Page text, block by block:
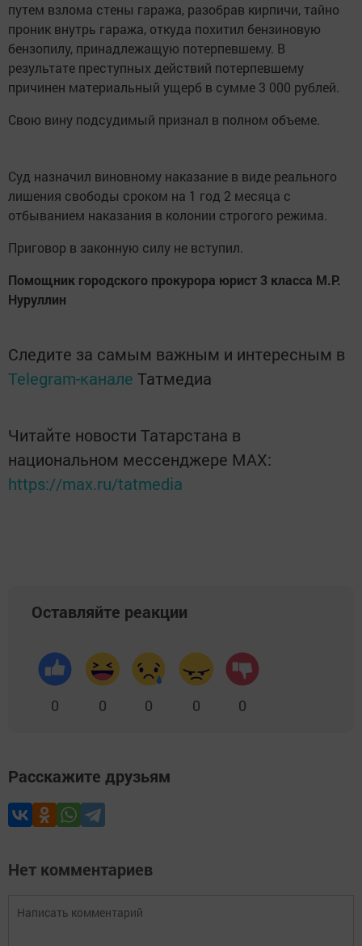
путем взлома стены гаража, разобрав кирпичи, тайно
проник внутрь гаража, откуда похитил бензиновую
бензопилу, принадлежащую потерпевшему. В
результате преступных действий потерпевшему
причинен материальный ущерб в сумме 3 000 рублей.
Свою вину подсудимый признал в полном объеме.
Суд назначил виновному наказание в виде реального
лишения свободы сроком на 1 год 2 месяца с
отбыванием наказания в колонии строгого режима.
Приговор в законную силу не вступил.
Помощник городского прокурора юрист 3 класса М.Р.
Нуруллин
Следите за самым важным и интересным в
Telegram-канале Татмедиа
Читайте новости Татарстана в
национальном мессенджере MАХ:
https://max.ru/tatmedia
Оставляйте реакции
0 0 0 0 0
Расскажите друзьям
Нет комментариев